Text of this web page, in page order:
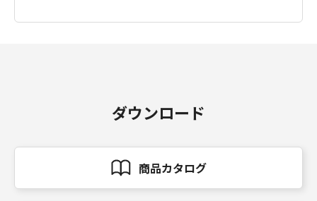
ダウンロード
商品カタログ